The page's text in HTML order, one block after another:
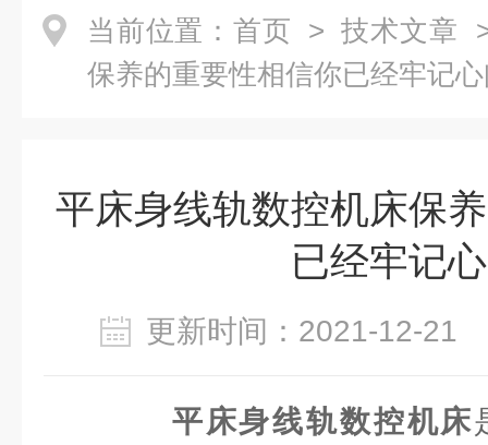
当前位置： 首页 > 技术文章
保养的重要性相信你已经牢记
平床身线轨数控机床保
已经牢记
更新时间：2021-12-
平床身线轨数控机床